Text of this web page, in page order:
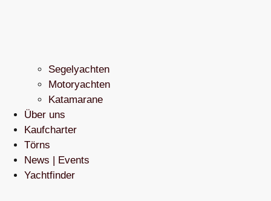
Segelyachten
Motoryachten
Katamarane
Über uns
Kaufcharter
Törns
News | Events
Yachtfinder